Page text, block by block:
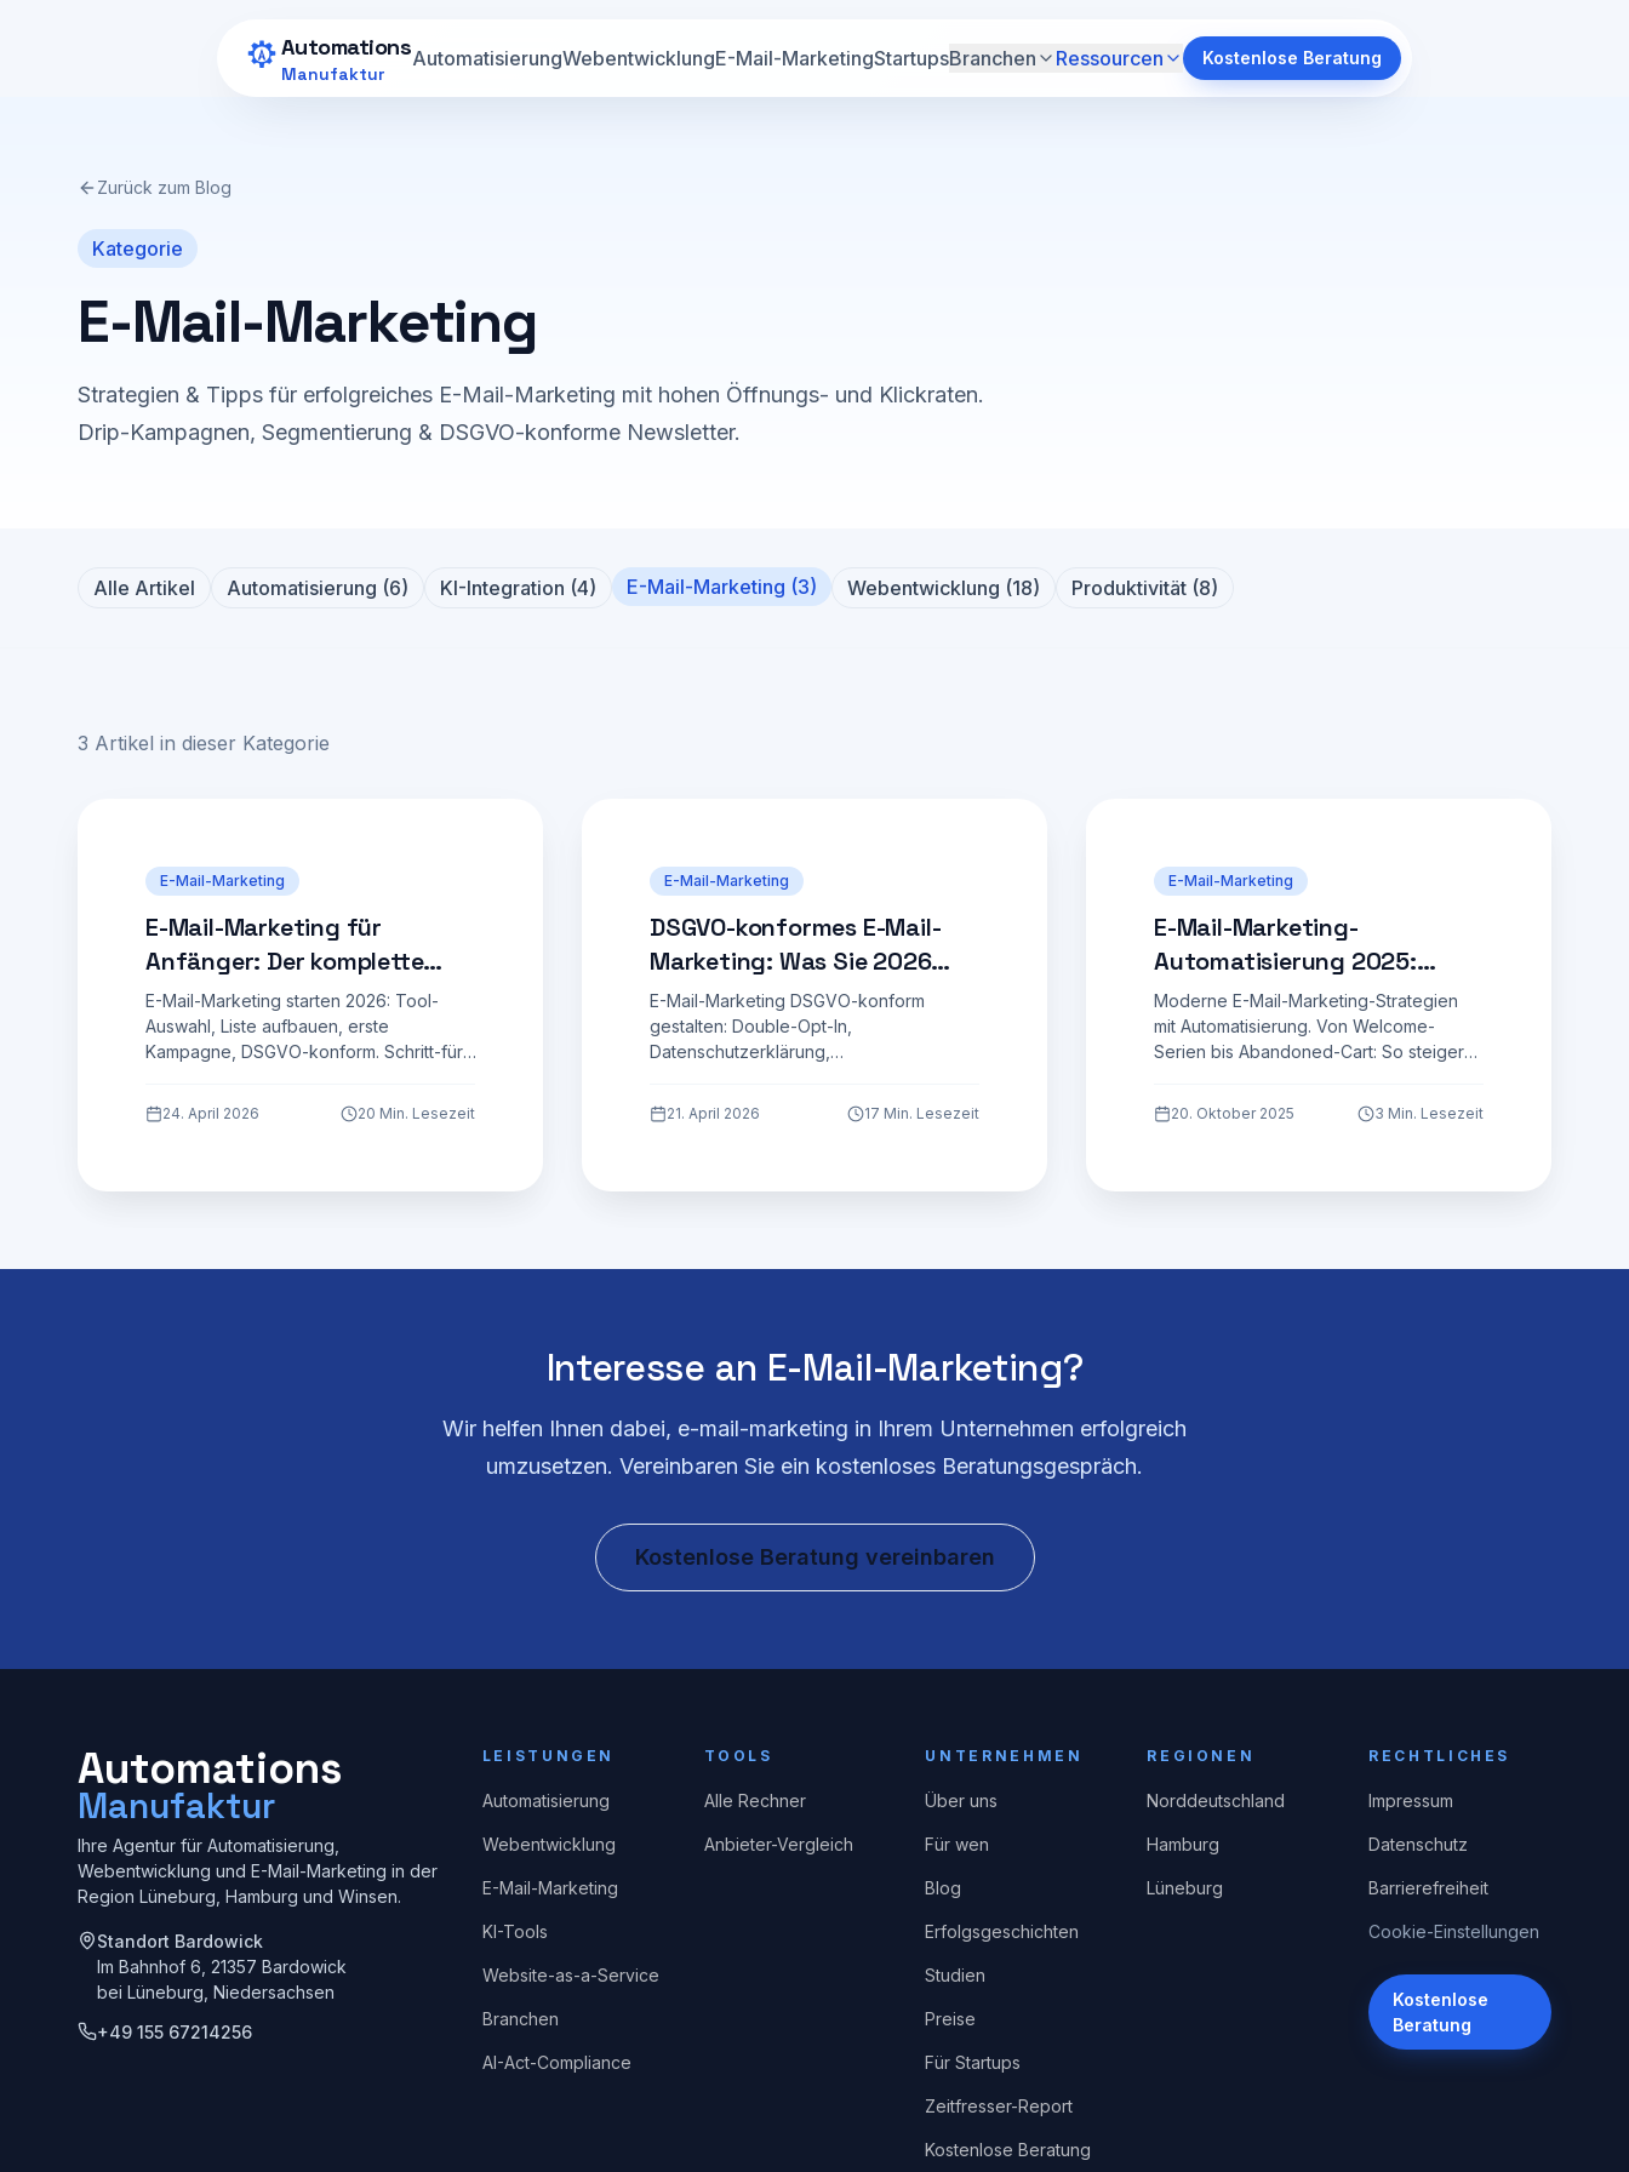
Automations
Manufaktur
AutomatisierungWebentwicklungE-Mail-MarketingStartupsBranchen Ressourcen Kostenlose Beratung
Zurück zum Blog
Kategorie
E-Mail-Marketing
Strategien & Tipps für erfolgreiches E-Mail-Marketing mit hohen Öffnungs- und Klickraten.
Drip-Kampagnen, Segmentierung & DSGVO-konforme Newsletter.
Alle Artikel Automatisierung (6) KI-Integration (4) E-Mail-Marketing (3) Webentwicklung (18) Produktivität (8)
3 Artikel in dieser Kategorie
E-Mail-Marketing
E-Mail-Marketing für
Anfänger: Der komplette
Einstiegs-Guide
E-Mail-Marketing starten 2026: Tool-
Auswahl, Liste aufbauen, erste
Kampagne, DSGVO-konform. Schritt-für-
24. April 2026 20 Min. Lesezeit
E-Mail-Marketing
DSGVO-konformes E-Mail-
Marketing: Was Sie 2026
beachten müssen
E-Mail-Marketing DSGVO-konform
gestalten: Double-Opt-In,
Datenschutzerklärung,
Checkliste + häufige Abmahnfallen.
21. April 2026 17 Min. Lesezeit
E-Mail-Marketing
E-Mail-Marketing-
Automatisierung 2025:
Strategien für mehr
Conversions
Moderne E-Mail-Marketing-Strategien
mit Automatisierung. Von Welcome-
Serien bis Abandoned-Cart: So steigern
20. Oktober 2025 3 Min. Lesezeit
Interesse an E-Mail-Marketing?
Wir helfen Ihnen dabei, e-mail-marketing in Ihrem Unternehmen erfolgreich
umzusetzen. Vereinbaren Sie ein kostenloses Beratungsgespräch.
Kostenlose Beratung vereinbaren
Automations
Manufaktur
Ihre Agentur für Automatisierung,
Webentwicklung und E-Mail-Marketing in der
Region Lüneburg, Hamburg und Winsen.
Standort Bardowick
Im Bahnhof 6, 21357 Bardowick
bei Lüneburg, Niedersachsen
+49 155 67214256
LEISTUNGEN
Automatisierung
Webentwicklung
E-Mail-Marketing
KI-Tools
Website-as-a-Service
Branchen
AI-Act-Compliance
TOOLS
Alle Rechner
Anbieter-Vergleich
UNTERNEHMEN
Über uns
Für wen
Blog
Erfolgsgeschichten
Studien
Preise
Für Startups
Zeitfresser-Report
Kostenlose Beratung
REGIONEN
Norddeutschland
Hamburg
Lüneburg
RECHTLICHES
Impressum
Datenschutz
Barrierefreiheit
Cookie-Einstellungen
Kostenlose
Beratung